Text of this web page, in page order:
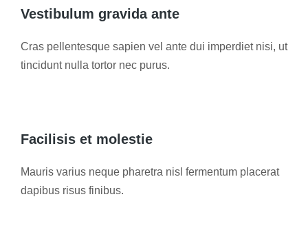
Vestibulum gravida ante
Cras pellentesque sapien vel ante dui imperdiet nisi, ut
tincidunt nulla tortor nec purus.
Facilisis et molestie
Mauris varius neque pharetra nisl fermentum placerat
dapibus risus finibus.